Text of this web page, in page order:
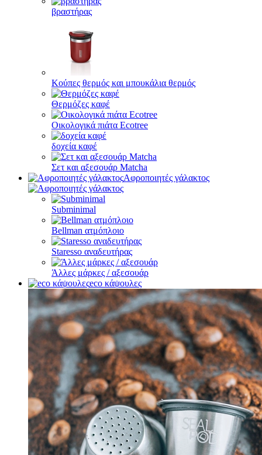
βραστήρας
Κούπες θερμός και μπουκάλια θερμός
Θερμόζες καφέ
Οικολογικά πιάτα Ecotree
δοχεία καφέ
Σετ και αξεσουάρ Matcha
Αφροποιητές γάλακτος
Subminimal
Bellman ατμόπλοιο
Staresso αναδευτήρας
Άλλες μάρκες / αξεσουάρ
eco κάψουλες